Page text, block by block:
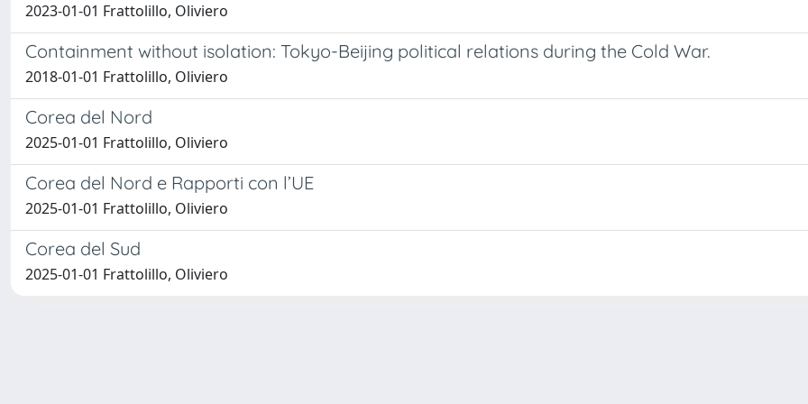
2023-01-01 Frattolillo, Oliviero
Containment without isolation: Tokyo-Beijing political relations during the Cold War.
2018-01-01 Frattolillo, Oliviero
Corea del Nord
2025-01-01 Frattolillo, Oliviero
Corea del Nord e Rapporti con l’UE
2025-01-01 Frattolillo, Oliviero
Corea del Sud
2025-01-01 Frattolillo, Oliviero